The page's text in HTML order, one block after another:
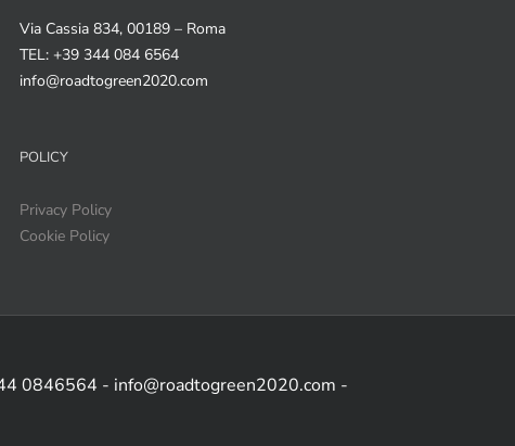
Via Cassia 834, 00189 – Roma
TEL: +39 344 084 6564
info@roadtogreen2020.com
POLICY
Privacy Policy
Cookie Policy
0846564 - info@roadtogreen2020.com -